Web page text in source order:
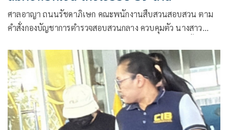
ศาลอาญา ถนนรัชดาภิเษก คณะพนักงานสืบสวนสอบสวน ตาม
คำสั่งกองบัญชาการตำรวจสอบสวนกลาง ควบคุมตัว นางสาว
ต้องหาตามหมายจับศาลอาญาที่ ในความผิดฐาน “ร่วมกันกัน
ฟอกเงิน